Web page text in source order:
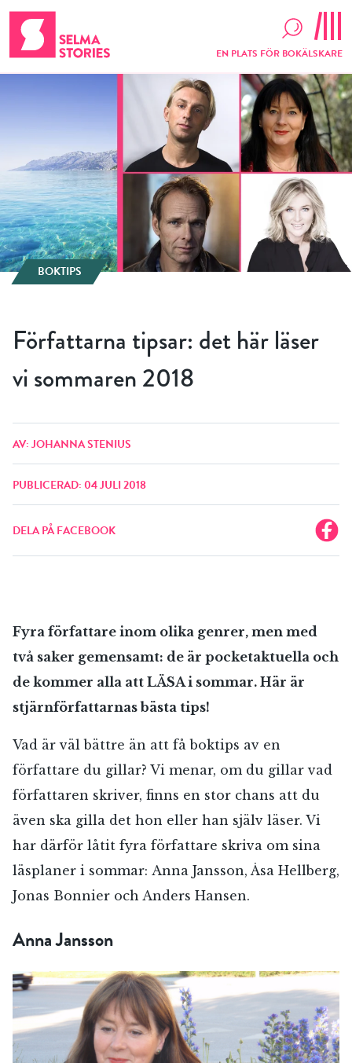
EN PLATS FÖR BOKÄLSKARE
BOKTIPS
Författarna tipsar: det här läser
vi sommaren 2018
AV: JOHANNA STENIUS
PUBLICERAD: 04 JULI 2018
DELA PÅ FACEBOOK
Fyra författare inom olika genrer, men med
två saker gemensamt: de är pocketaktuella och
de kommer alla att LÄSA i sommar. Här är
stjärnförfattarnas bästa tips!
Vad är väl bättre än att få boktips av en
författare du gillar? Vi menar, om du gillar vad
författaren skriver, finns en stor chans att du
även ska gilla det hon eller han själv läser. Vi
har därför låtit fyra författare skriva om sina
läsplaner i sommar: Anna Jansson, Åsa Hellberg,
Jonas Bonnier och Anders Hansen.
Anna Jansson